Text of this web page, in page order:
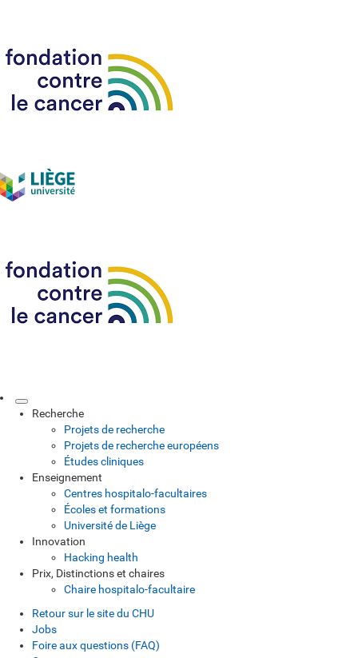
Recherche
Projets de recherche
Projets de recherche européens
Études cliniques
Enseignement
Centres hospitalo-facultaires
Écoles et formations
Université de Liège
Innovation
Hacking health
Prix, Distinctions et chaires
Chaire hospitalo-facultaire
Retour sur le site du CHU
Jobs
Foire aux questions (FAQ)